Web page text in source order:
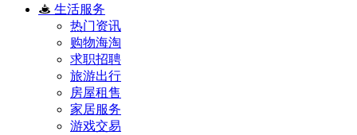
生活服务
热门资讯
购物海淘
求职招聘
旅游出行
房屋租售
家居服务
游戏交易